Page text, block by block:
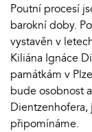
Poutní procesí
barokní doby.
vystavěn v
Kiliána Ignáce
památkám v
bude osobnost
připomínáme.